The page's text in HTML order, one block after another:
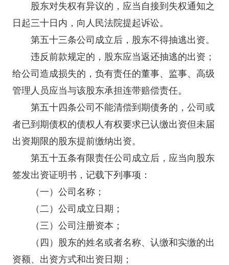
股东对失权有异议的，应当自接到失权通知之
日起三十日内，向人民法院提起诉讼。
第五十三条公司成立后，股东不得抽逃出资。
违反前款规定的，股东应当返还抽逃的出资；
给公司造成损失的，负有责任的董事、监事、高级
管理人员应当与该股东承担连带赔偿责任。
第五十四条公司不能清偿到期债务的，公司或
者已到期债权的债权人有权要求已认缴出资但未届
出资期限的股东提前缴纳出资。
第五十五条有限责任公司成立后，应当向股东
签发出资证明书，记载下列事项：
（一）公司名称；
（二）公司成立日期；
（三）公司注册资本；
（四）股东的姓名或者名称、认缴和实缴的出
资额、出资方式和出资日期；